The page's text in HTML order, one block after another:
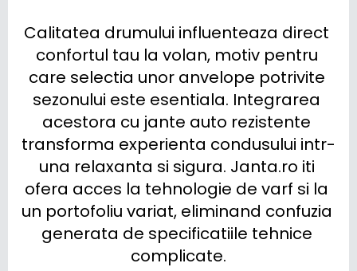
Calitatea drumului influenteaza direct
confortul tau la volan, motiv pentru
care selectia unor anvelope potrivite
sezonului este esentiala. Integrarea
acestora cu jante auto rezistente
transforma experienta condusului intr-
una relaxanta si sigura. Janta.ro iti
ofera acces la tehnologie de varf si la
un portofoliu variat, eliminand confuzia
generata de specificatiile tehnice
complicate.